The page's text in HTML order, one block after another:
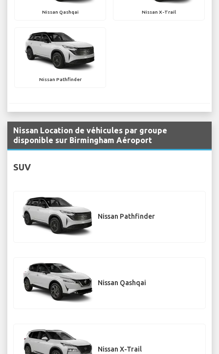
Nissan Qashqai Nissan X-Trail
Nissan Pathfinder
Nissan Location de véhicules par groupe
disponible sur Birmingham Aéroport
SUV
Nissan Pathfinder
Nissan Qashqai
Nissan X-Trail